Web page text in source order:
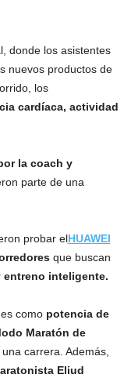
donde los asistentes
nuevos productos de
los
cardíaca, actividad
la coach y
parte de una
probar elHUAWEI
que buscan
inteligente.
como potencia de
Maratón de
carrera. Además,
Eliud